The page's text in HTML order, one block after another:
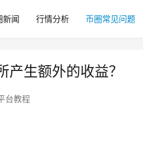
新闻 行情分析 币圈常见问题
生额外的收益？
台教程